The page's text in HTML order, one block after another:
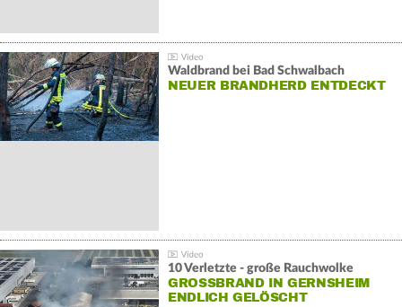
Waldbrand bei Bad Schwalbach
NEUER BRANDHERD ENTDECKT
10 Verletzte - große Rauchwolke
GROSSBRAND IN GERNSHEIM E
NDLICH GELÖSCHT